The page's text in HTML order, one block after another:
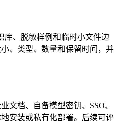
库、脱敏样例和临时小文件边
、类型、数量和保留时间，并
文档、自备模型密钥、SSO、
安装或私有化部署。后续可评